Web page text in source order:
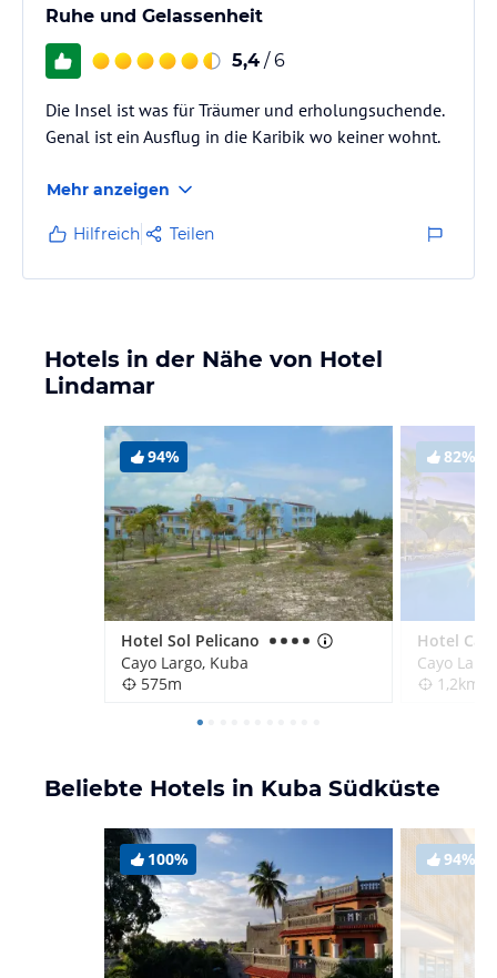
Ruhe und Gelassenheit
5,4 / 6
Die Insel ist was für Träumer und erholungsuchende.
Genal ist ein Ausflug in die Karibik wo keiner wohnt.
Mehr anzeigen
Hilfreich Teilen
Hotels in der Nähe von Hotel
Lindamar
94%
Hotel Sol Pelicano
Cayo Largo, Kuba
575m
82%
Cayo
1,2km
Beliebte Hotels in Kuba Südküste
100% 94%